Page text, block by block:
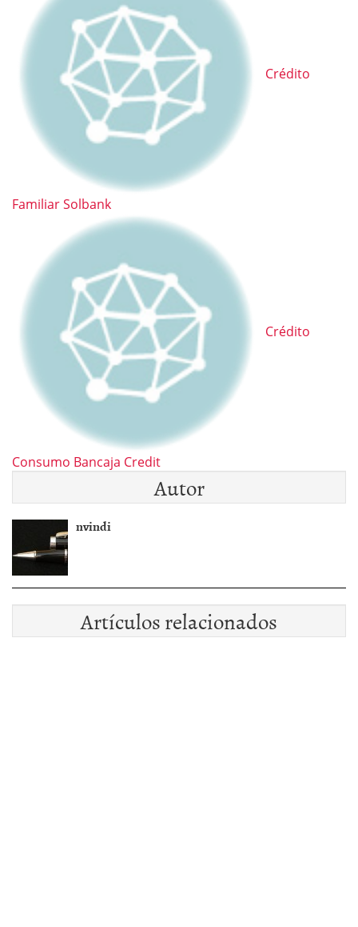
Crédito
Familiar Solbank
Crédito
Consumo Bancaja Credit
Autor
nvindi
Artículos relacionados